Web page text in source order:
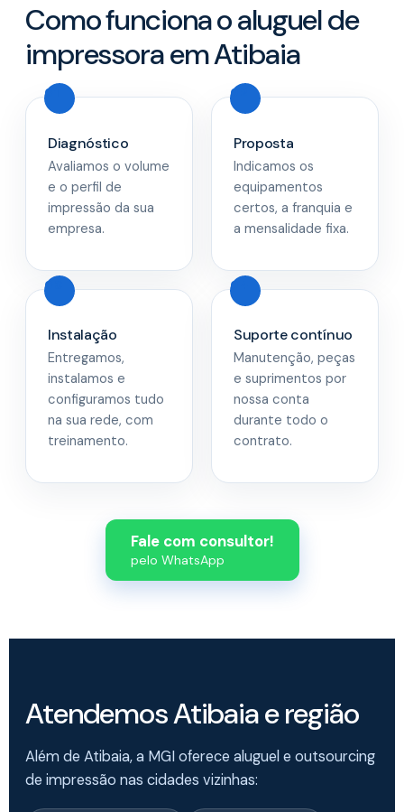
Como funciona o aluguel de
impressora em Atibaia
Diagnóstico
Avaliamos o volume
e o perfil de
impressão da sua
empresa.
Proposta
Indicamos os
equipamentos
certos, a franquia e
a mensalidade fixa.
Instalação
Entregamos,
instalamos e
configuramos tudo
na sua rede, com
treinamento.
Suporte contínuo
Manutenção, peças
e suprimentos por
nossa conta
durante todo o
contrato.
Fale com consultor!
pelo WhatsApp
Atendemos Atibaia e região
Além de Atibaia, a MGI oferece aluguel e outsourcing
de impressão nas cidades vizinhas: